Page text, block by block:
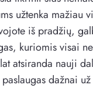
užtenka mažiau
iš pradžių,
kuriomis visai
atsiranda nauji
dažnai